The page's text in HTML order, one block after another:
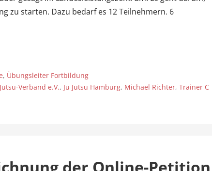
zu starten. Dazu bedarf es 12 Teilnehmern. 6
, Übungsleiter Fortbildung
Verband e.V., Ju Jutsu Hamburg, Michael Richter, Trainer C